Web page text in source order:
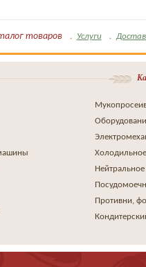
товаров Услуги
Противни,